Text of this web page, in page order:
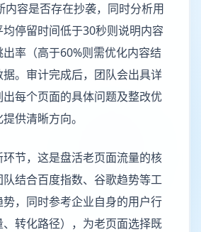
内容是否存在抄袭，同时分析用
停留时间低于30秒则说明内容
率（高于60%则需优化内容结
。审计完成后，团队会出具详
每个页面的具体问题及整改优
供清晰方向。
节，这是盘活老页面流量的核
结合百度指数、谷歌趋势等工
，同时参考企业自身的用户行
转化路径），为老页面选择既